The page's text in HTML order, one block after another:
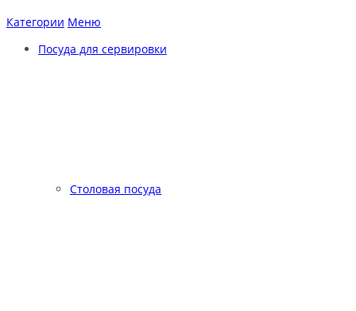
Категории Меню
Посуда для сервировки
Столовая посуда